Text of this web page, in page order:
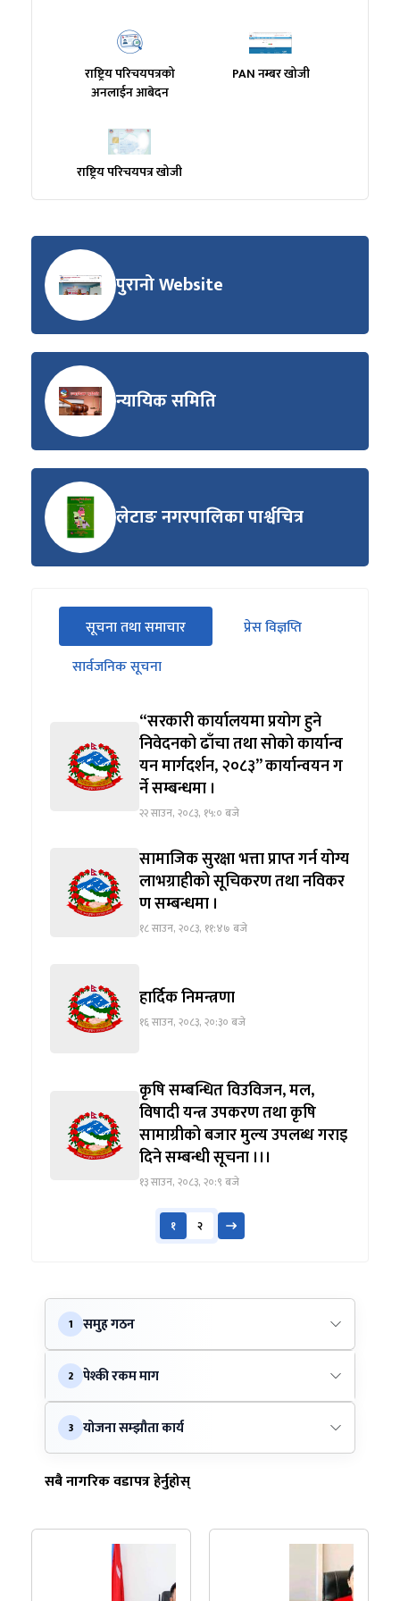
राष्ट्रिय परिचयपत्रको
अनलाईन आबेदन
PAN नम्बर खोजी
राष्ट्रिय परिचयपत्र खोजी
पुरानो Website
न्यायिक समिति
लेटाङ नगरपालिका पार्श्वचित्र
सीधा
पहिलो
ट्याबको
सूचना तथा समाचार
(सक्रिय ट्याब)
प्रेस विज्ञप्ति
सार्वजनिक सूचना
“सरकारी कार्यालयमा प्रयोग हुने
निवेदनको ढाँचा तथा सोको कार्यान्व
यन मार्गदर्शन, २०८३” कार्यान्वयन ग
र्ने सम्बन्धमा ।
२२ साउन, २०८३, १५:० बजे
सामाजिक सुरक्षा भत्ता प्राप्त गर्न योग्य
लाभग्राहीको सूचिकरण तथा नविकर
ण सम्बन्धमा ।
१८ साउन, २०८३, ११:४७ बजे
हार्दिक निमन्त्रणा
१६ साउन, २०८३, २०:३० बजे
कृषि सम्बन्धित विउविजन, मल,
विषादी यन्त्र उपकरण तथा कृषि
सामाग्रीको बजार मुल्य उपलब्ध गराइ
दिने सम्बन्धी सूचना ।।।
१३ साउन, २०८३, २०:९ बजे
१ २
1 समुह गठन
2 पेश्की रकम माग
3 योजना सम्झौता कार्य
सबै नागरिक वडापत्र हेर्नुहोस्